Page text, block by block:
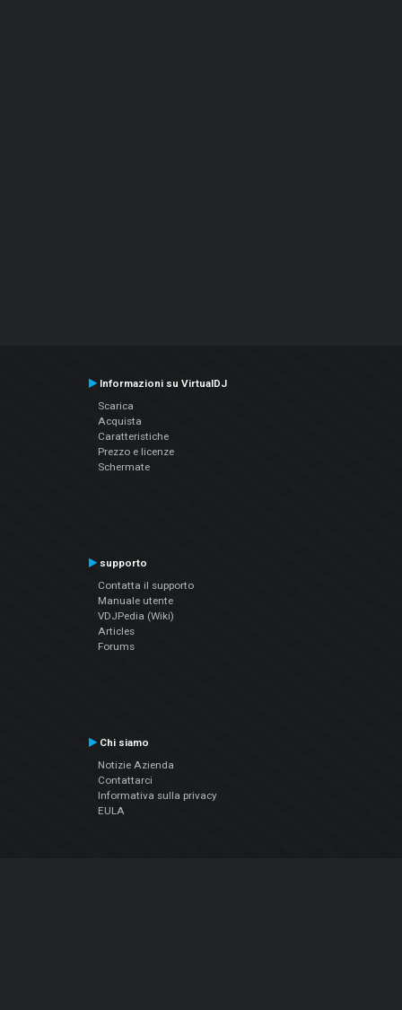
Informazioni su VirtualDJ
Scarica
Acquista
Caratteristiche
Prezzo e licenze
Schermate
supporto
Contatta il supporto
Manuale utente
VDJPedia (Wiki)
Articles
Forums
Chi siamo
Notizie Azienda
Contattarci
Informativa sulla privacy
EULA